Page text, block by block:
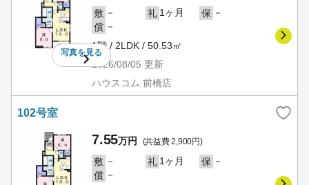
写真を見る
敷 － 礼 1ヶ月 保 －
償 －
1階 / 2LDK / 50.53㎡
2026/08/05 更新
ハウスコム 前橋店
102号室
7.55万円 (共益費 2,900円)
敷 － 礼 1ヶ月 保 －
償 －